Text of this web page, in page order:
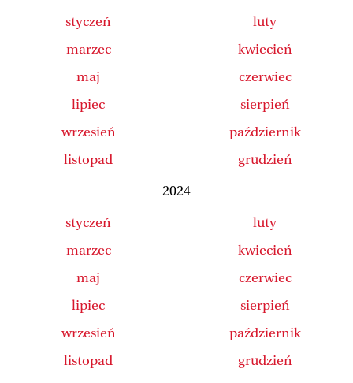
styczeń
luty
marzec
kwiecień
maj
czerwiec
lipiec
sierpień
wrzesień
październik
listopad
grudzień
2024
styczeń
luty
marzec
kwiecień
maj
czerwiec
lipiec
sierpień
wrzesień
październik
listopad
grudzień